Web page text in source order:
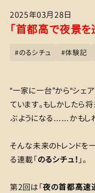
2025年03月28日
「首都高で夜景
#のるシチュ #体験記
“一家に一台”から“シェ
ています。もしかしたら
ぶようになる……かもし
そんな未来のトレンドを
る連載「のるシチュ！ 」。
第2回は「夜の首都高速